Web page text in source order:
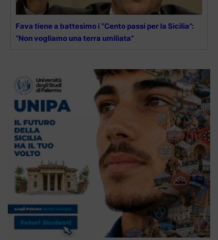
Fava tiene a battesimo i “Cento passi per la Sicilia”:
“Non vogliamo una terra umiliata”